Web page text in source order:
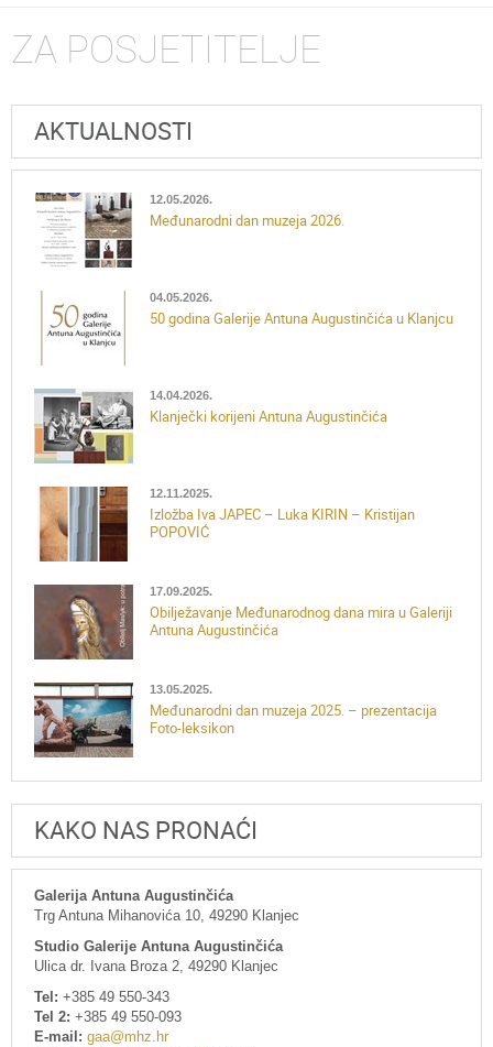
ZA POSJETITELJE
AKTUALNOSTI
12.05.2026.
Međunarodni dan muzeja 2026.
04.05.2026.
50 godina Galerije Antuna Augustinčića u Klanjcu
14.04.2026.
Klanječki korijeni Antuna Augustinčića
12.11.2025.
Izložba Iva JAPEC – Luka KIRIN – Kristijan
POPOVIĆ
17.09.2025.
Obilježavanje Međunarodnog dana mira u Galeriji
Antuna Augustinčića
13.05.2025.
Međunarodni dan muzeja 2025. – prezentacija
Foto-leksikon
KAKO NAS PRONAĆI
Galerija Antuna Augustinčića
Trg Antuna Mihanovića 10, 49290 Klanjec
Studio Galerije Antuna Augustinčića
Ulica dr. Ivana Broza 2, 49290 Klanjec
Tel: +385 49 550-343
Tel 2: +385 49 550-093
E-mail: gaa@mhz.hr